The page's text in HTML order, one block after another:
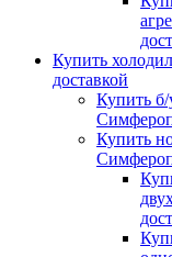
Купить
доставкой
Купить
Купить